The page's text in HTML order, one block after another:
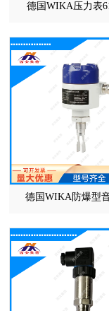
德国WIKA压力表
德国WIKA防爆型